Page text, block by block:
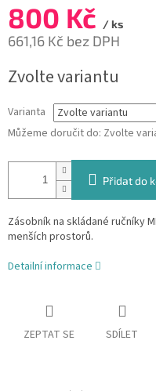
800 Kč / ks
661,16 Kč bez DPH
cena:
Zvolte variantu
Varianta
Můžeme doručit do: Zvolte
Přidat do
Zásobník na skládané ručníky
menších prostorů.
Detailní informace
ZEPTAT SE SDÍLET